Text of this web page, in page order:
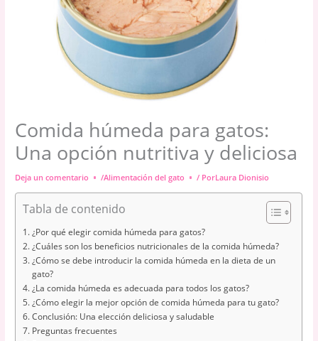
Comida húmeda para gatos:
Una opción nutritiva y deliciosa
Deja un comentario /Alimentación del gato / PorLaura Dionisio
Tabla de contenido
¿Por qué elegir comida húmeda para gatos?
¿Cuáles son los beneficios nutricionales de la comida húmeda?
¿Cómo se debe introducir la comida húmeda en la dieta de un
gato?
¿La comida húmeda es adecuada para todos los gatos?
¿Cómo elegir la mejor opción de comida húmeda para tu gato?
Conclusión: Una elección deliciosa y saludable
Preguntas frecuentes